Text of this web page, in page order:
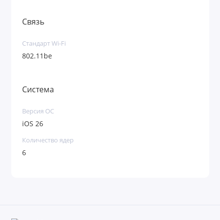
огромный запас скорости на несколько лет
вперед без глюков.
Батарея на весь день — забудьте про
пауэрбанки в сумке.
Ceramic Shield 2 — телефон не боится дождя,
случайных брызг и царапин.
Характеристики
Связь
Стандарт Wi-Fi
802.11be
Система
Версия ОС
iOS 26
Количество ядер
6